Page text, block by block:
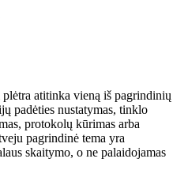
atitinka vieną iš pagrindinių
padėties nustatymas, tinklo
protokolų kūrimas arba
pagrindinė tema yra
skaitymo, o ne palaidojamas